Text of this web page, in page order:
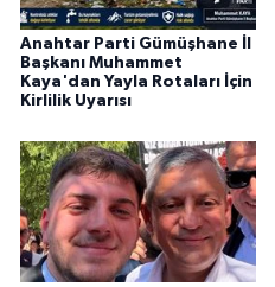
Anahtar Parti Gümüşhane İl
Başkanı Muhammet
Kaya'dan Yayla Rotaları İçin
Kirlilik Uyarısı